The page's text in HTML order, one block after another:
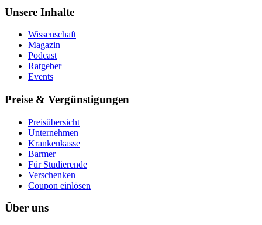
Unsere Inhalte
Wissenschaft
Magazin
Podcast
Ratgeber
Events
Preise & Vergünstigungen
Preisübersicht
Unternehmen
Krankenkasse
Barmer
Für Studierende
Ver­schen­ken
Coupon einlösen
Über uns